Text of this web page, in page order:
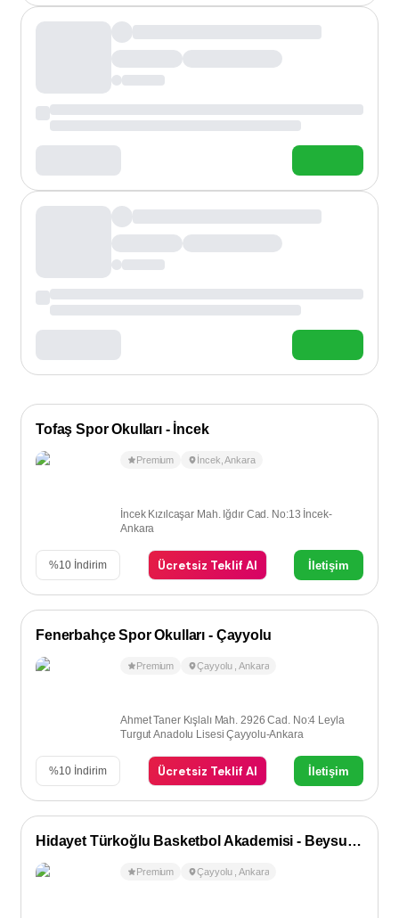
Tofaş Spor Okulları - İncek
Premium İncek ,Ankara
İncek Kızılcaşar Mah. Iğdır Cad. No:13 İncek-
Ankara
%10 İndirim Ücretsiz Teklif Al İletişim
Fenerbahçe Spor Okulları - Çayyolu
Premium Çayyolu ,Ankara
Ahmet Taner Kışlalı Mah. 2926 Cad. No:4 Leyla
Turgut Anadolu Lisesi Çayyolu-Ankara
%10 İndirim Ücretsiz Teklif Al İletişim
Hidayet Türkoğlu Basketbol Akademisi - Beysukent/Çayyolu
Premium Çayyolu ,Ankara